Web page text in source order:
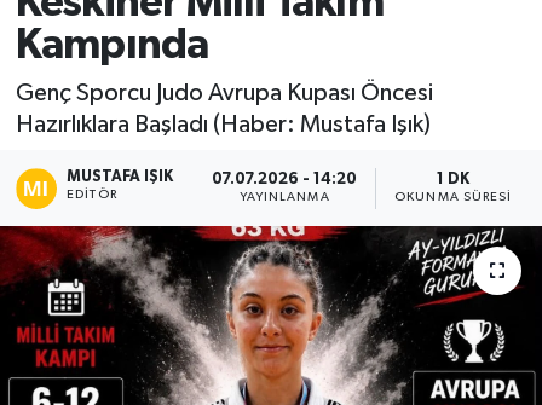
Kampında
Genç Sporcu Judo Avrupa Kupası Öncesi
Hazırlıklara Başladı (Haber: Mustafa Işık)
MUSTAFA IŞIK
EDITÖR
07.07.2026 - 14:20
YAYINLANMA
1 DK
OKUNMA SÜRESI
Ekonomi
Sağlık
Tokat Haber